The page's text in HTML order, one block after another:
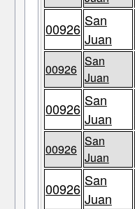
00926 San
Juan
00926
San
Juan
00926 San
Juan
00926
San
Juan
00926 San
Juan